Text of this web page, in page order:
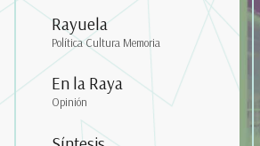
Rayuela
Política Cultura Memoria
En la Raya
Opinión